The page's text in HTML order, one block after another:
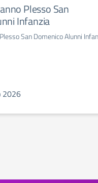
Plesso San
Infanzia
San Domenico Alunni
2026